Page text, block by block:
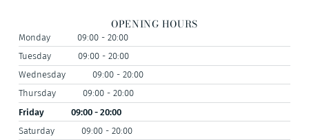
OPENING HOURS
Monday
09:00 - 20:00
Tuesday
09:00 - 20:00
Wednesday
09:00 - 20:00
Thursday
09:00 - 20:00
Friday
09:00 - 20:00
Saturday
09:00 - 20:00